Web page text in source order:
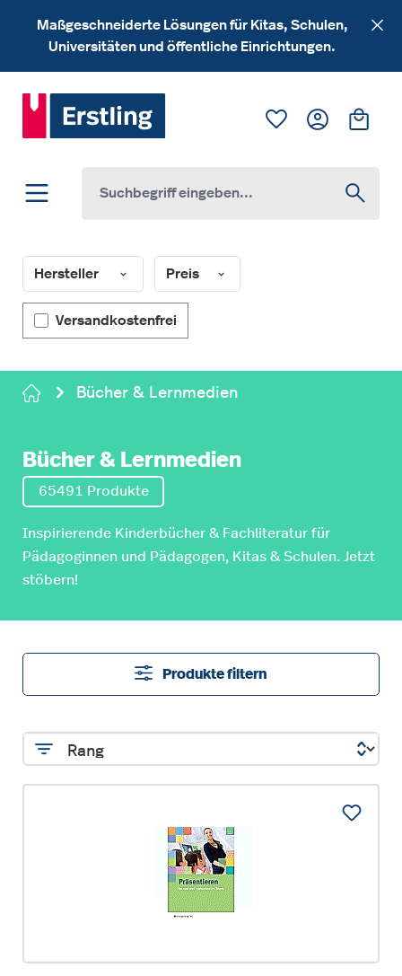
Zum Hauptinhalt springen
Maßgeschneiderte Lösungen für Kitas, Schulen,
Universitäten und öffentliche Einrichtungen.
Du hast 0
Hersteller Preis
Filter hinzufügen: Versandkostenfrei
Versandkostenfrei
Bücher & Lernmedien
Bücher & Lernmedien
65491 Produkte
Inspirierende Kinderbücher & Fachliteratur für
Pädagoginnen und Pädagogen, Kitas & Schulen. Jetzt
stöbern!
Produkte filtern